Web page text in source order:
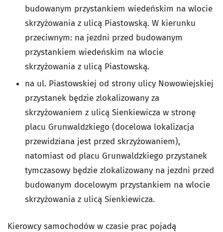
budowanym przystankiem wiedeńskim na wlocie
skrzyżowania z ulicą Piastowską. W kierunku
przeciwnym: na jezdni przed budowanym
przystankiem wiedeńskim na wlocie
skrzyżowania z ulicą Piastowską.
na ul. Piastowskiej od strony ulicy Nowowiejskiej
przystanek będzie zlokalizowany za
skrzyżowaniem z ulicą Sienkiewicza w stronę
placu Grunwaldzkiego (docelowa lokalizacja
przewidziana jest przed skrzyżowaniem),
natomiast od placu Grunwaldzkiego przystanek
tymczasowy będzie zlokalizowany na jezdni przed
budowanym docelowym przystankiem na wlocie
skrzyżowania z ulicą Sienkiewicza.
Kierowcy samochodów w czasie prac pojadą